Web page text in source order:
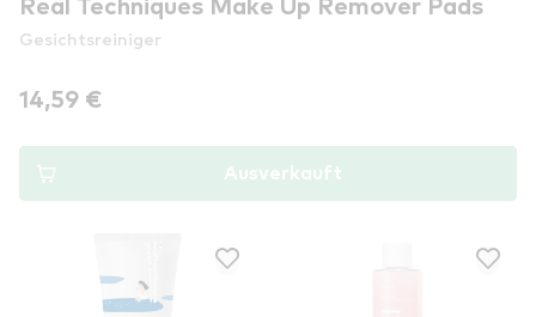
Real Techniques Make Up Remover Pads
Gesichtsreiniger
14,59 €
Ausverkauft